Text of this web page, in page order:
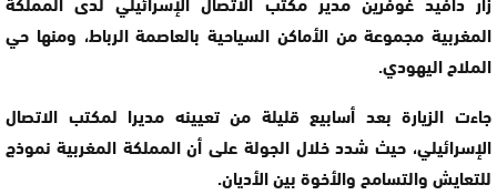
المغربية مجموعة من الأماكن السياحية بالعاصمة الرباط، ومنها حي
الملاح اليهودي.
جاءت الزيارة بعد أسابيع قليلة من تعيينه مديرا لمكتب الاتصال
الإسرائيلي، حيث شدد خلال الجولة على أن المملكة المغربية نموذج
للتعايش والتسامح والأخوة بين الأديان.